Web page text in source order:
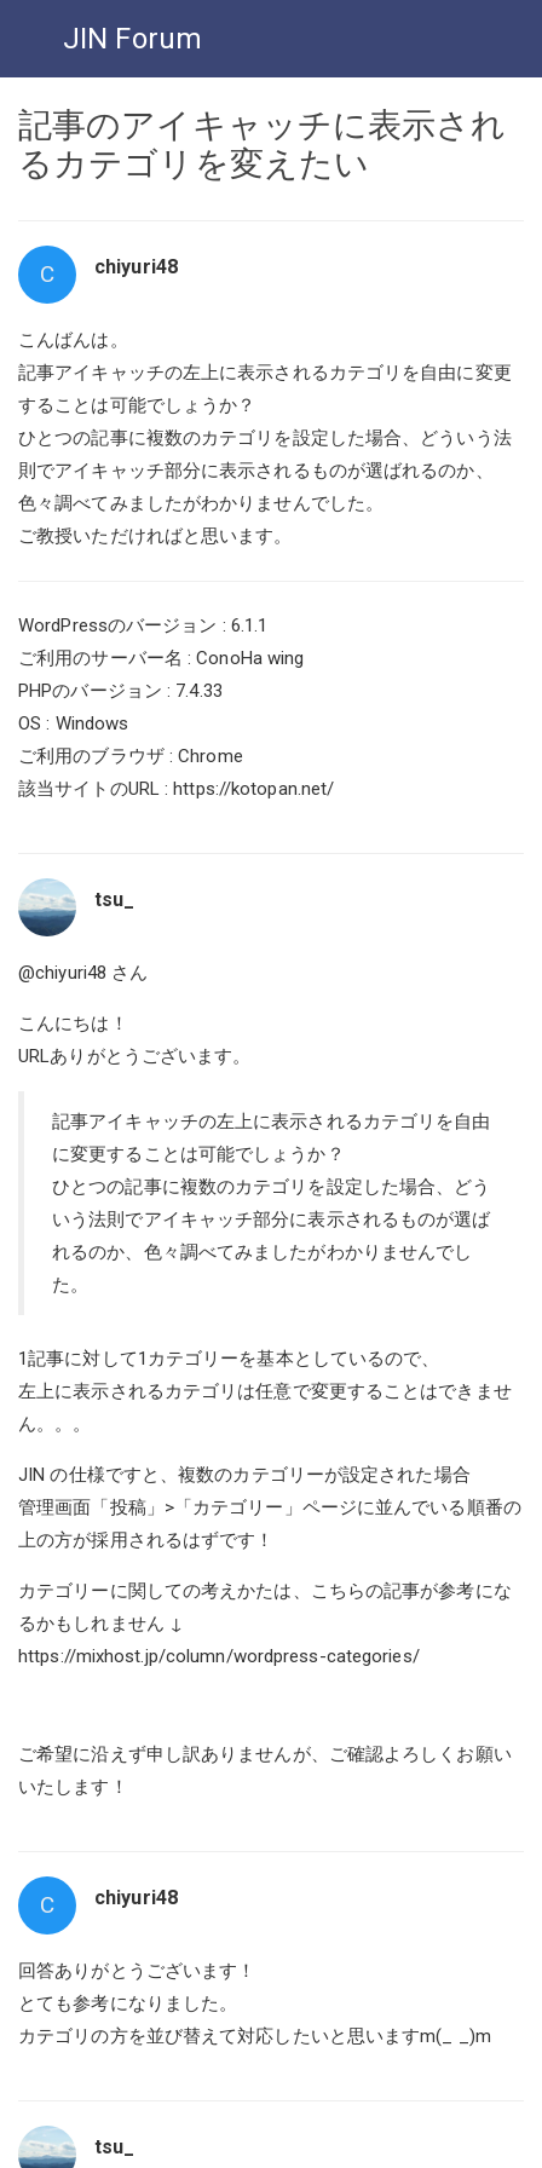
JIN Forum
記事のアイキャッチに表示され
るカテゴリを変えたい
C chiyuri48
こんばんは。
記事アイキャッチの左上に表示されるカテゴリを自由に変更
することは可能でしょうか？
ひとつの記事に複数のカテゴリを設定した場合、どういう法
則でアイキャッチ部分に表示されるものが選ばれるのか、
色々調べてみましたがわかりませんでした。
ご教授いただければと思います。
WordPressのバージョン : 6.1.1
ご利用のサーバー名 : ConoHa wing
PHPのバージョン : 7.4.33
OS : Windows
ご利用のブラウザ : Chrome
該当サイトのURL :https://kotopan.net/
tsu_
@chiyuri48 さん
こんにちは！
URLありがとうございます。
記事アイキャッチの左上に表示されるカテゴリを自由
に変更することは可能でしょうか？
ひとつの記事に複数のカテゴリを設定した場合、どう
いう法則でアイキャッチ部分に表示されるものが選ば
れるのか、色々調べてみましたがわかりませんでし
た。
1記事に対して1カテゴリーを基本としているので、
左上に表示されるカテゴリは任意で変更することはできませ
ん。。。
JIN の仕様ですと、複数のカテゴリーが設定された場合
管理画面「投稿」>「カテゴリー」ページに並んでいる順番の
上の方が採用されるはずです！
カテゴリーに関しての考えかたは、こちらの記事が参考にな
るかもしれません ↓
https://mixhost.jp/column/wordpress-categories/
ご希望に沿えず申し訳ありませんが、ご確認よろしくお願い
いたします！
C chiyuri48
回答ありがとうございます！
とても参考になりました。
カテゴリの方を並び替えて対応したいと思いますm(_ _)m
tsu_